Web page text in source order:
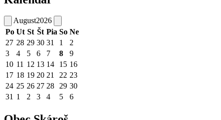
August2026
Po Ut St Št Pia So Ne
27 28 29 30 31 1
2
3
4 5 6 7 8
9
10 11 12 13 14 15 16
17 18 19 20 21 22 23
24 25 26 27 28 29 30
31 1 2 3 4 5 6